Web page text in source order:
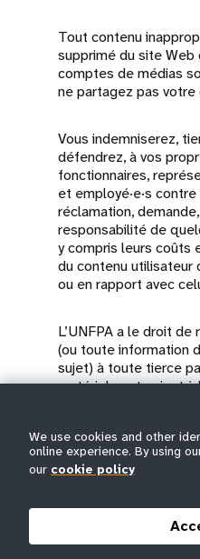
Tout contenu
supprimé du site Web
comptes de médias
ne partagez pas votre
Vous indemniserez,
défendrez, à vos
fonctionnaires,
et employé·e·s
réclamation,
responsabilité de
y compris leurs coûts
du contenu utilisateur
ou en rapport avec
L’UNFPA a le droit
(ou toute information
sujet) à toute tierce
matériel contrevient à
l’UNFPA.
Sécurité
L’UNFPA ne vend
We use cookies and other
online experience. By using
our cookie policy